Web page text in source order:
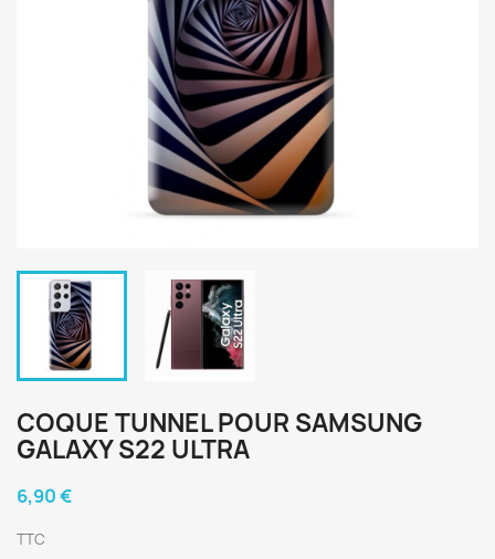
COQUE TUNNEL POUR SAMSUNG
GALAXY S22 ULTRA
6,90 €
TTC